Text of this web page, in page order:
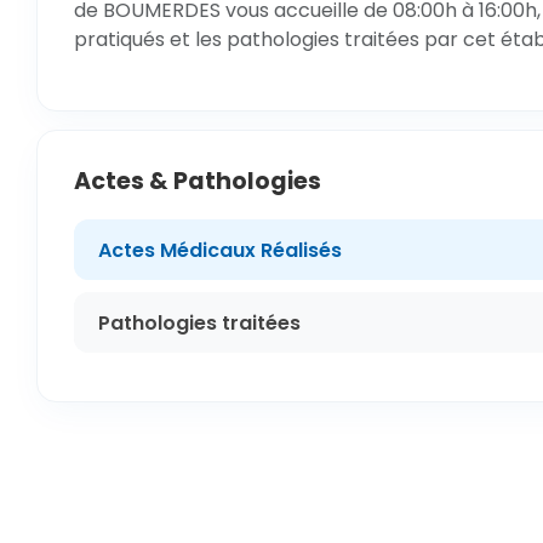
de BOUMERDES vous accueille de 08:00h à
pratiqués et les pathologies traitées par cet
Actes & Pathologies
Actes Médicaux Réalisés
Pathologies traitées